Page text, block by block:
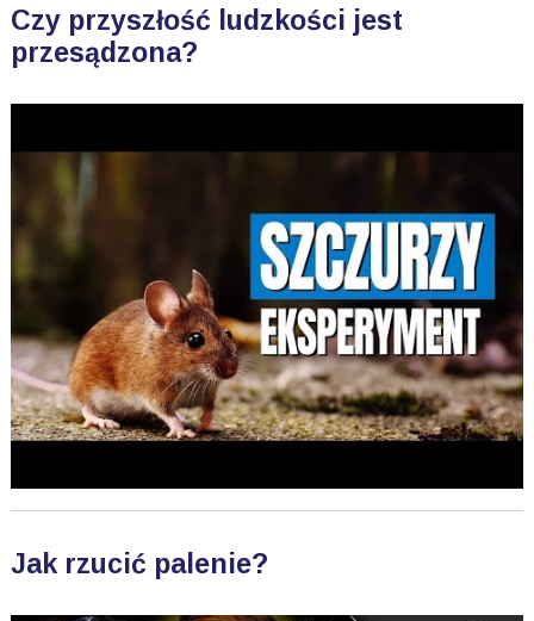
Czy przyszłość ludzkości jest
przesądzona?
Jak rzucić palenie?